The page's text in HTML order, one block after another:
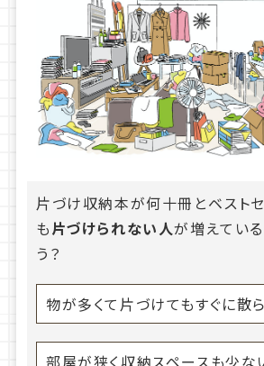
片づけ収納本が何十冊とベスト
も片づけられない人が増えてい
う？
物が多くて片づけてもすぐに散
部屋が狭く収納スペースも少な